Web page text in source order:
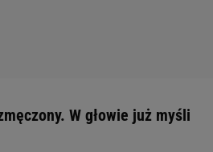
W głowie już myśli